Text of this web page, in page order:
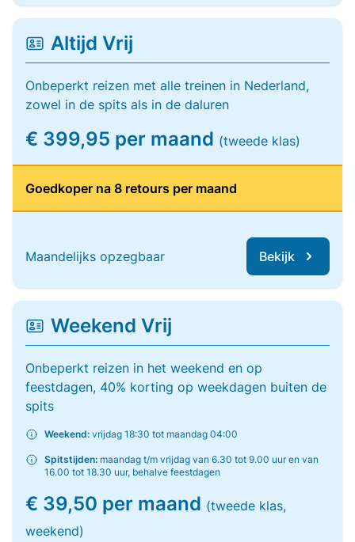
Altijd Vrij
Onbeperkt reizen met alle treinen in Nederland,
zowel in de spits als in de daluren
€ 399,95 per maand (tweede klas)
Goedkoper na 8 retours per maand
Maandelijks opzegbaar Bekijk
Weekend Vrij
Onbeperkt reizen in het weekend en op
feestdagen, 40% korting op weekdagen buiten de
spits
Weekend: vrijdag 18:30 tot maandag 04:00
Spitstijden: maandag t/m vrijdag van 6.30 tot 9.00 uur en van
16.00 tot 18.30 uur, behalve feestdagen
€ 39,50 per maand (tweede klas,
weekend)